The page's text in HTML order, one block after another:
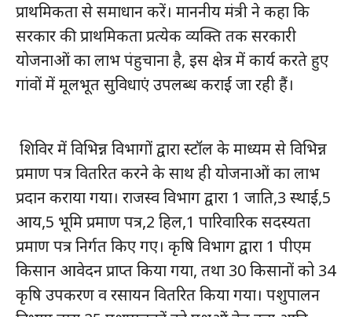
प्राथमिकता से समाधान करें। माननीय मंत्री ने कहा कि
सरकार की प्राथमिकता प्रत्येक व्यक्ति तक सरकारी
योजनाओं का लाभ पंहुचाना है, इस क्षेत्र में कार्य करते हुए
गांवों में मूलभूत सुविधाएं उपलब्ध कराई जा रही हैं।
शिविर में विभिन्न विभागों द्वारा स्टॉल के माध्यम से विभिन्न
प्रमाण पत्र वितरित करने के साथ ही योजनाओं का लाभ
प्रदान कराया गया। राजस्व विभाग द्वारा 1 जाति,3 स्थाई,5
आय,5 भूमि प्रमाण पत्र,2 हिल,1 पारिवारिक सदस्यता
प्रमाण पत्र निर्गत किए गए। कृषि विभाग द्वारा 1 पीएम
किसान आवेदन प्राप्त किया गया, तथा 30 किसानों को 34
कृषि उपकरण व रसायन वितरित किया गया। पशुपालन